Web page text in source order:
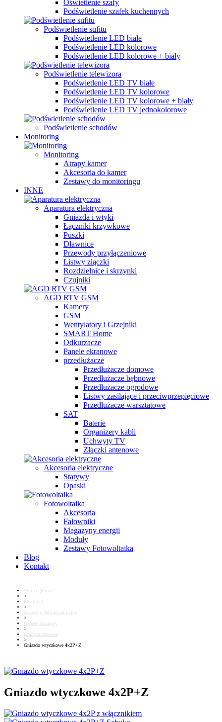
Oświetlenie szafy
Podświetlenie szafek kuchennych
Podświetlenie sufitu
Podświetlenie LED białe
Podświetlenie LED kolorowe
Podświetlenie LED kolorowe + biały
Podświetlenie telewizora
Podświetlenie LED TV białe
Podświetlenie LED TV kolorowe
Podświetlenie LED TV kolorowe + biały
Podświetlenie LED TV jednokolorowe
Podświetlenie schodów
Monitoring
Monitoring
Atrapy kamer
Akcesoria do kamer
Zestawy do monitoringu
INNE
Aparatura elektryczna
Gniazda i wtyki
Łączniki krzywkowe
Puszki
Dławnice
Przewody przyłączeniowe
Listwy złączki
Rozdzielnice i skrzynki
Czujniki
AGD RTV GSM
Kamery
GSM
Wentylatory i Grzejniki
SMART Home
Odkurzacze
Panele ekranowe
przedłużacze
Przedłużacze domowe
Przedłużacze bębnowe
Przedłużacze ogrodowe
Listwy zasilające i przeciwprzepięciowe
Przedłużacze warsztatowe
SAT
Baterie
Organizery kabli
Uchwyty TV
Złączki antenowe
Akcesoria elektryczne
Statywy
Opaski
Fotowoltaika
Akcesoria
Falowniki
Magazyny energii
Moduły
Zestawy Fotowoltaika
Blog
Kontakt
Strona główna
>
Elektryka
>
Osprzęt elektroinstalacyjny
>
Osprzęt domowy
>
Gniazda domowe
>
Gniazdo wtyczkowe 4x2P+Z
Gniazdo wtyczkowe 4x2P+Z